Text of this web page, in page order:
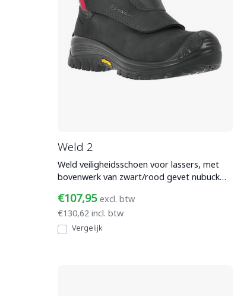
Weld 2
Weld veiligheidsschoen voor lassers, met
bovenwerk van zwart/rood gevet nubuck
€107,95 excl. btw
€130,62 incl. btw
Vergelijk